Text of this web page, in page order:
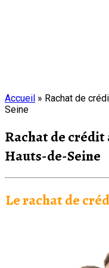
Accueil » Rachat de
Seine
Rachat de crédit
Hauts-de-Seine
Le rachat de